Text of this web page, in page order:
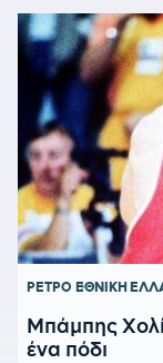
ΡΕΤΡΟ ΕΘΝΙΚΗ
Μπάμπης
ένα πόδι